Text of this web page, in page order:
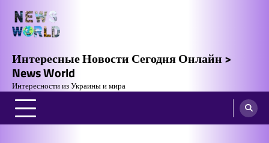
content
Интересные Новости Сегодня Онлайн >
News World
Интересности из Украины и мира